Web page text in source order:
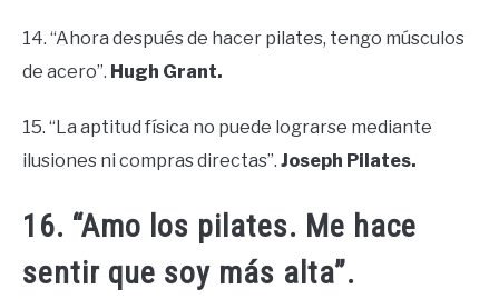
14. “Ahora después de hacer pilates, tengo músculos
de acero”. Hugh Grant.
15. “La aptitud física no puede lograrse mediante
ilusiones ni compras directas”. Joseph Pilates.
16. “Amo los pilates. Me hace
sentir que soy más alta”.